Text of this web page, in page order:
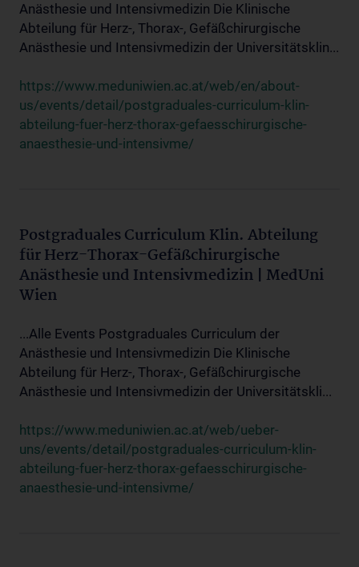
Anästhesie und Intensivmedizin Die Klinische
Abteilung für Herz-, Thorax-, Gefäßchirurgische
Anästhesie und Intensivmedizin der Universitätsklin...
https://www.meduniwien.ac.at/web/en/about-
us/events/detail/postgraduales-curriculum-klin-
abteilung-fuer-herz-thorax-gefaesschirurgische-
anaesthesie-und-intensivme/
Postgraduales Curriculum Klin. Abteilung
für Herz-Thorax-Gefäßchirurgische
Anästhesie und Intensivmedizin | MedUni
Wien
...Alle Events Postgraduales Curriculum der
Anästhesie und Intensivmedizin Die Klinische
Abteilung für Herz-, Thorax-, Gefäßchirurgische
Anästhesie und Intensivmedizin der Universitätskli...
https://www.meduniwien.ac.at/web/ueber-
uns/events/detail/postgraduales-curriculum-klin-
abteilung-fuer-herz-thorax-gefaesschirurgische-
anaesthesie-und-intensivme/